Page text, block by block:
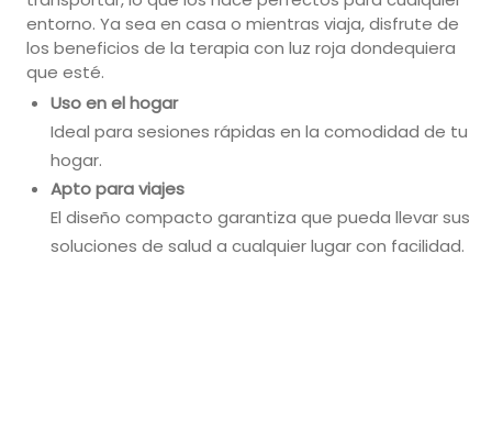
entorno. Ya sea en casa o mientras viaja, disfrute de
los beneficios de la terapia con luz roja dondequiera
que esté.
Uso en el hogar
Ideal para sesiones rápidas en la comodidad de tu
hogar.
Apto para viajes
El diseño compacto garantiza que pueda llevar sus
soluciones de salud a cualquier lugar con facilidad.